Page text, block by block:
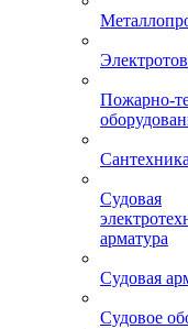
Пожарно-
Сантехника
Судовая
арматура
Судовая
Судовое